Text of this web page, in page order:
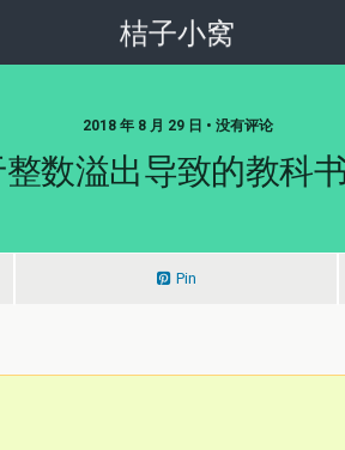
桔子小窝
2018 年 8 月 29 日 • 没有评论
数溢出导致的教科
Pin